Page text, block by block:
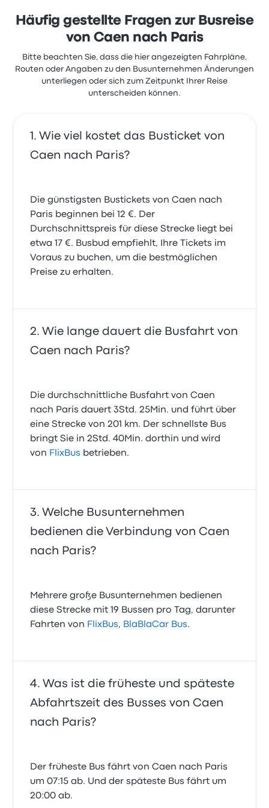
Steckdosen. Ticketpreise von BlaBlaCar Bus für diese
Reise beginnen bei 12 €
Häufig gestellte Fragen zur Busreise
von Caen nach Paris
Bitte beachten Sie, dass die hier angezeigten Fahrpläne,
Routen oder Angaben zu den Busunternehmen Änderungen
unterliegen oder sich zum Zeitpunkt Ihrer Reise
unterscheiden können.
Wie viel kostet das Busticket von
Caen nach Paris?
Die günstigsten Bustickets von Caen nach
Paris beginnen bei 12 €. Der
Durchschnittspreis für diese Strecke liegt bei
etwa 17 €. Busbud empfiehlt, Ihre Tickets im
Voraus zu buchen, um die bestmöglichen
Preise zu erhalten.
Wie lange dauert die Busfahrt von
Caen nach Paris?
Die durchschnittliche Busfahrt von Caen
nach Paris dauert 3Std. 25Min. und führt über
eine Strecke von 201 km. Der schnellste Bus
bringt Sie in 2Std. 40Min. dorthin und wird
von FlixBus betrieben.
Welche Busunternehmen
bedienen die Verbindung von Caen
nach Paris?
Mehrere große Busunternehmen bedienen
diese Strecke mit 19 Bussen pro Tag, darunter
Fahrten von FlixBus, BlaBlaCar Bus.
Was ist die früheste und späteste
Abfahrtszeit des Busses von Caen
nach Paris?
Der früheste Bus fährt von Caen nach Paris
um 07:15 ab. Und der späteste Bus fährt um
20:00 ab.